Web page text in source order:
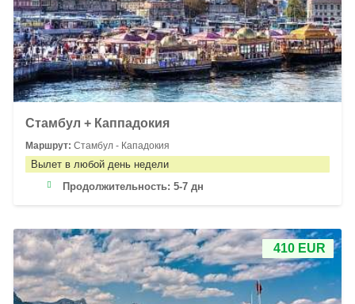
Стамбул + Каппадокия
Маршрут: Стамбул - Кападокия
Вылет в любой день недели
Продолжительность: 5-7 дн
410 EUR